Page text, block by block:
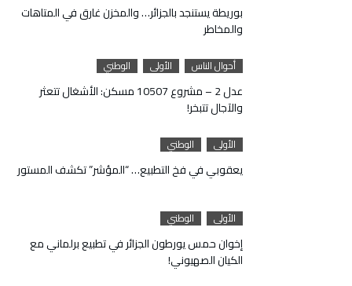
بوريطة يستنجد بالجزائر… والمخزن غارق في المتاهات
والمخاطر
أحوال الناس الأولى الوطني
عدل 2 – مشروع 10507 مسكن: الأشغال تتعثر
والآجال تتبخر!
الأولى الوطني
يعقوبي في فخ التطبيع… “المؤشر” تكشف المستور
الأولى الوطني
إخوان حمس يورطون الجزائر في تطبيع برلماني مع
الكيان الصهيوني!